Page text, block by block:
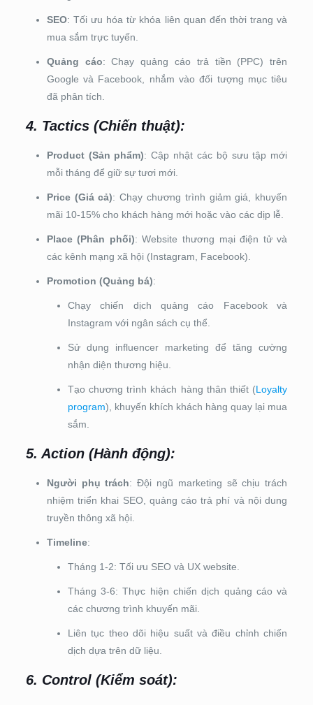
SEO: Tối ưu hóa từ khóa liên quan đến thời trang và
mua sắm trực tuyến.
Quảng cáo: Chạy quảng cáo trả tiền (PPC) trên
Google và Facebook, nhắm vào đối tượng mục tiêu
đã phân tích.
4. Tactics (Chiến thuật):
Product (Sản phẩm): Cập nhật các bộ sưu tập mới
mỗi tháng để giữ sự tươi mới.
Price (Giá cả): Chạy chương trình giảm giá, khuyến
mãi 10-15% cho khách hàng mới hoặc vào các dịp lễ.
Place (Phân phối): Website thương mại điện tử và
các kênh mạng xã hội (Instagram, Facebook).
Promotion (Quảng bá):
Chạy chiến dịch quảng cáo Facebook và
Instagram với ngân sách cụ thể.
Sử dụng influencer marketing để tăng cường
nhận diện thương hiệu.
Tạo chương trình khách hàng thân thiết (Loyalty
program), khuyến khích khách hàng quay lại mua
sắm.
5. Action (Hành động):
Người phụ trách: Đội ngũ marketing sẽ chịu trách
nhiệm triển khai SEO, quảng cáo trả phí và nội dung
truyền thông xã hội.
Timeline:
Tháng 1-2: Tối ưu SEO và UX website.
Tháng 3-6: Thực hiện chiến dịch quảng cáo và
các chương trình khuyến mãi.
Liên tục theo dõi hiệu suất và điều chỉnh chiến
dịch dựa trên dữ liệu.
6. Control (Kiểm soát):